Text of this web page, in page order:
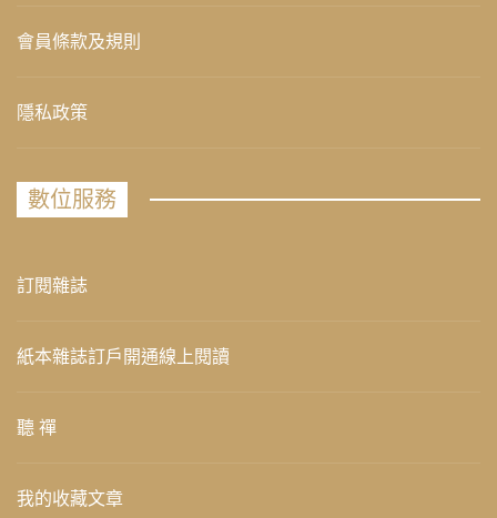
會員條款及規則
隱私政策
數位服務
訂閱雜誌
紙本雜誌訂戶開通線上閱讀
聽 禪
我的收藏文章